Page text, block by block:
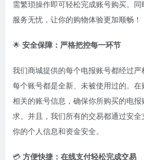
需繁琐操作即可轻松完成账号购买。
服务无忧，让你的购物体验更加顺畅！
🌟 安全保障：严格把控每一环节
我们商城提供的每个电报账号都经过严
每个账号都是全新、未被使用过的。
相关的账号信息，确保你所购买的电
求。并且，我们所有的交易都通过安
你的个人信息和资金安全。
💳 方便快捷：在线支付轻松完成交易